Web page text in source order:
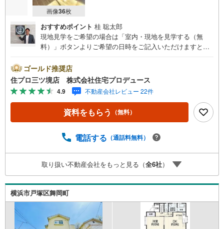
画像36枚
おすすめポイント 桂 聡太郎
現地見学をご希望の場合は「室内・現地を見学する（無
料）」ボタンよりご希望の日時をご記入いただけますとス
区・旭区・大和市に強い！ 住プロは、戸塚区・泉区・瀬谷
区・旭区・大和市の不動産売買専門会社です！最新物件情
報や当社限定の物件情報も多数ご用意！お気軽にお問合せ
下さい!! -------------- 弊社独自の住宅ローン提案システム 弊
社ではファイナンシャル専門スタッフによる【丁寧な資金
アドバイス】【ファイナンシャルプラン提案書の作成】を
時の住宅ローン残高】【住宅購入者だけが加入できる無料
これから多くなる【教育費】住宅を買った後から始まる
【住宅ローン返済】65歳以上から必要になる【老後の費用
負担】住宅探しの【このタイミング】で不安な部分を明確
にしていきませんか？？ --------------
ゴールド推奨店
住プロ三ツ境店 株式会社住宅プロデュース
4.9 不動産会社レビュー 22件
資料をもらう （無料）
電話する （通話料無料）
取り扱い不動産会社をもっと見る（全6社）
横浜市戸塚区舞岡町